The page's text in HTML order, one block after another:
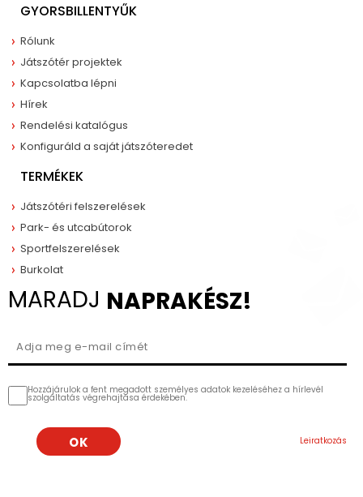
GYORSBILLENTYŰK
Rólunk
Játszótér projektek
Kapcsolatba lépni
Hírek
Rendelési katalógus
Konfiguráld a saját játszóteredet
TERMÉKEK
Játszótéri felszerelések
Park- és utcabútorok
Sportfelszerelések
Burkolat
MARADJ NAPRAKÉSZ!
Hozzájárulok a fent megadott személyes adatok kezeléséhez a hírlevél
szolgáltatás végrehajtása érdekében.